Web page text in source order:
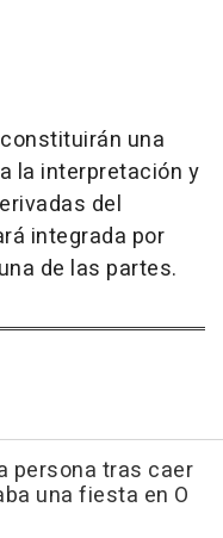
una
la interpretación y
del
integrada por
de las partes.
persona tras caer
una fiesta en O